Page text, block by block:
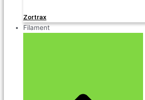
Zortrax
Filament